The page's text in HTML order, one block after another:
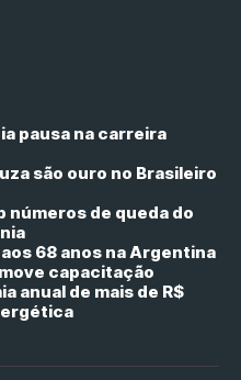
pausa na carreira
são ouro no Brasileiro
números de queda do
68 anos na Argentina
capacitação
anual de mais de R$